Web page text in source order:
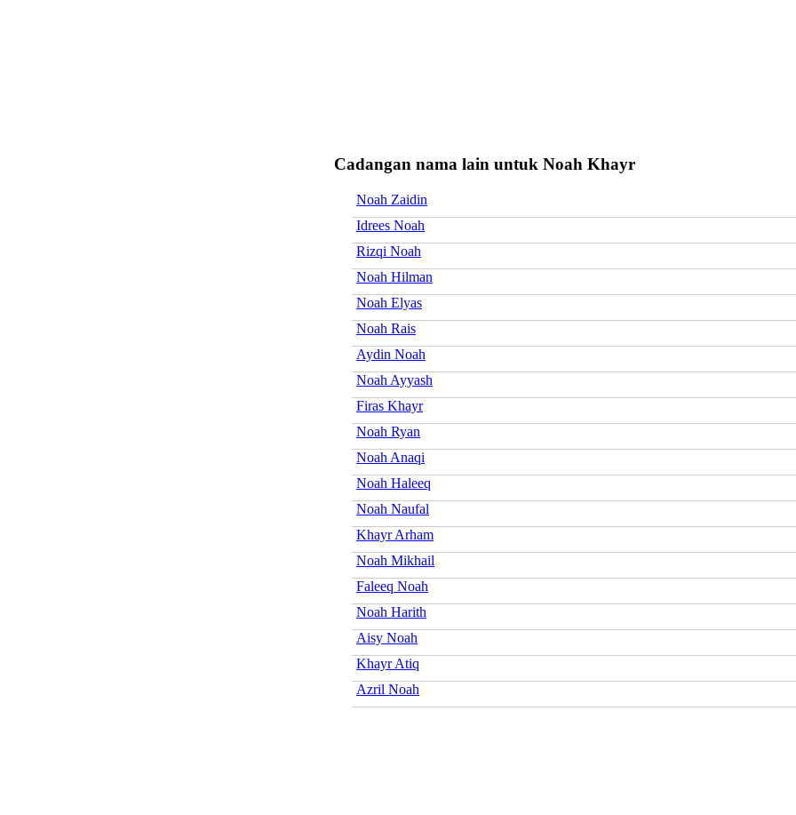
Cadangan nama lain untuk Noah Khayr
Noah Zaidin
Idrees Noah
Rizqi Noah
Noah Hilman
Noah Elyas
Noah Rais
Aydin Noah
Noah Ayyash
Firas Khayr
Noah Ryan
Noah Anaqi
Noah Haleeq
Noah Naufal
Khayr Arham
Noah Mikhail
Faleeq Noah
Noah Harith
Aisy Noah
Khayr Atiq
Azril Noah